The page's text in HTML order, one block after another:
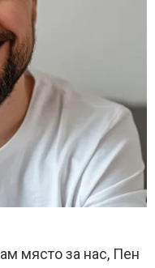
място за нас, Пен